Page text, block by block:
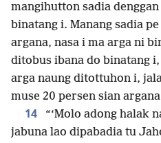
mangihutton sadia
binatang i. Manang sadia
argana, nasa i ma arga ni
ditobus ibana do binatang
arga naung ditottuhon i,
muse 20 persen sian
14
“‘Molo adong halak
jabuna lao dipabadia tu